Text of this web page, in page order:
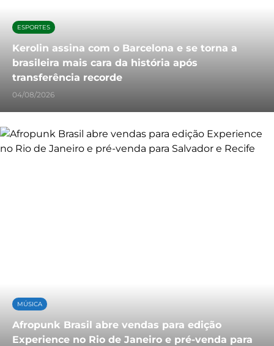
ESPORTES
Kerolin assina com o Barcelona e se torna a
brasileira mais cara da história após
transferência recorde
04/08/2026
MÚSICA
Afropunk Brasil abre vendas para edição
Experience no Rio de Janeiro e pré-venda para